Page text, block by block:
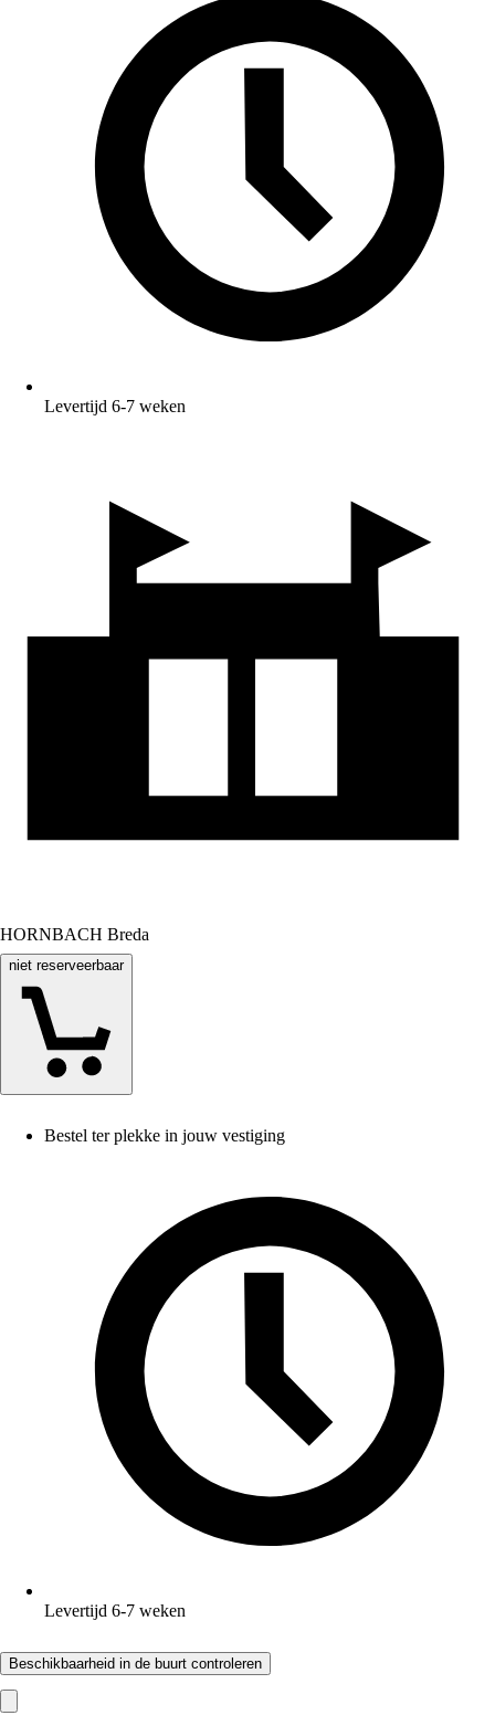
Levertijd 6-7 weken
HORNBACH Breda
niet reserveerbaar
Bestel ter plekke in jouw vestiging
Levertijd 6-7 weken
Beschikbaarheid in de buurt controleren